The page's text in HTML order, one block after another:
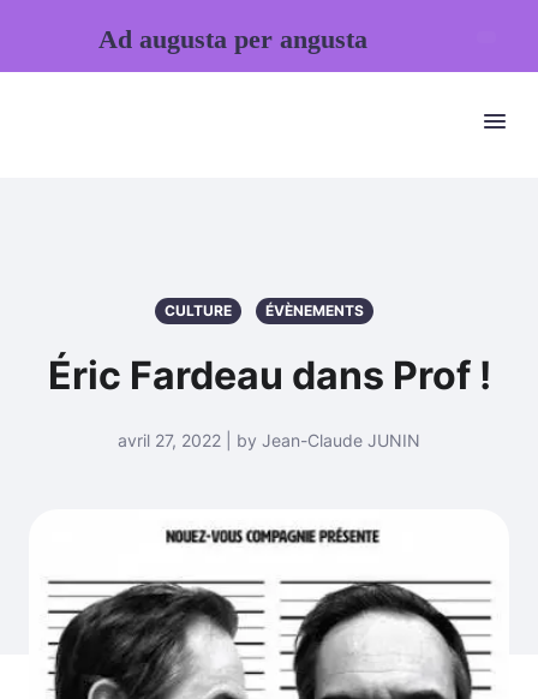
CULTURE ÉVÈNEMENTS
Éric Fardeau dans Prof !
avril 27, 2022 | by Jean-Claude JUNIN
Ad augusta per angusta